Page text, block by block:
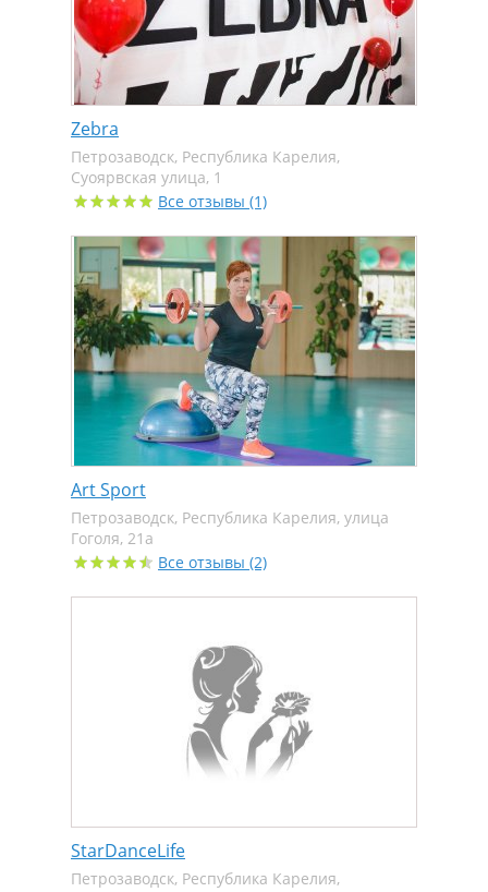
Zebra
Петрозаводск, Республика Карелия,
Суоярвская улица, 1
Все отзывы (1)
Art Sport
Петрозаводск, Республика Карелия, улица
Гоголя, 21а
Все отзывы (2)
StarDanceLife
Петрозаводск, Республика Карелия,